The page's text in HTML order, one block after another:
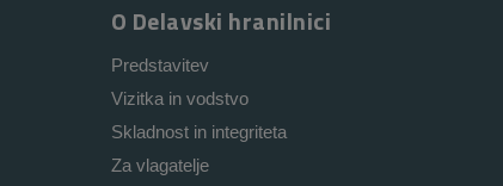
O Delavski hranilnici
Predstavitev
Vizitka in vodstvo
Skladnost in integriteta
Za vlagatelje